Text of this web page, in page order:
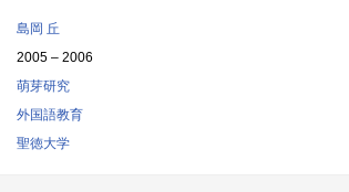
島岡 丘
2005 – 2006
萌芽研究
外国語教育
聖徳大学